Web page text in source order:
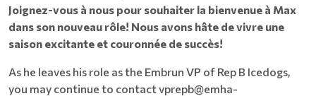
Joignez-vous à nous pour souhaiter la bienvenue à Max
dans son nouveau rôle! Nous avons hâte de vivre une
saison excitante et couronnée de succès!
As he leaves his role as the Embrun VP of Rep B Icedogs,
you may continue to contactvprepb@emha-